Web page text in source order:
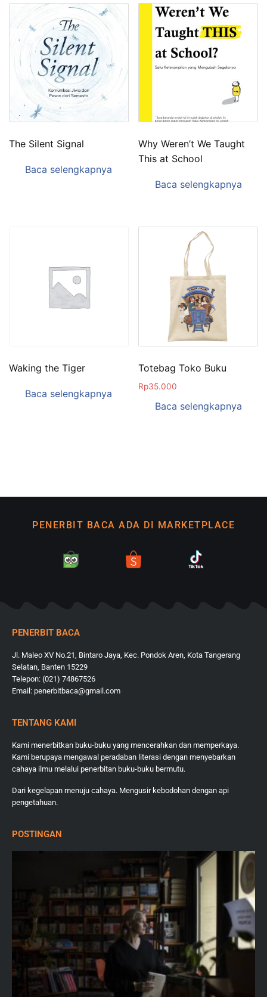
The Silent Signal
Baca selengkapnya
Why Weren’t We Taught
This at School
Baca selengkapnya
Waking the Tiger
Baca selengkapnya
Totebag Toko Buku
Rp35.000
Baca selengkapnya
PENERBIT BACA ADA DI MARKETPLACE
PENERBIT BACA
Jl. Maleo XV No.21, Bintaro Jaya, Kec. Pondok Aren, Kota Tangerang
Selatan, Banten 15229
Telepon: (021) 74867526
Email: penerbitbaca@gmail.com
TENTANG KAMI
Kami menerbitkan buku-buku yang mencerahkan dan memperkaya.
Kami berupaya mengawal peradaban literasi dengan menyebarkan
cahaya ilmu melalui penerbitan buku-buku bermutu.
Dari kegelapan menuju cahaya. Mengusir kebodohan dengan api
pengetahuan.
POSTINGAN